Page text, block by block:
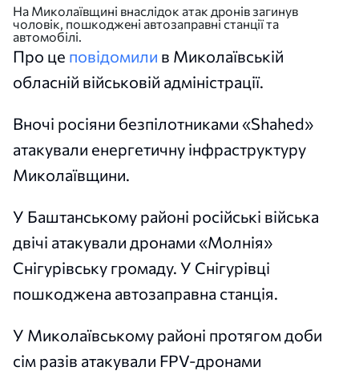
На Миколаївщині внаслідок атак дронів загинув
чоловік, пошкоджені автозаправні станції та
автомобілі.
Про це повідомили в Миколаївській
обласній військовій адміністрації.
Вночі росіяни безпілотниками «Shahed»
атакували енергетичну інфраструктуру
Миколаївщини.
У Баштанському районі російські війська
двічі атакували дронами «Молнія»
Снігурівську громаду. У Снігурівці
пошкоджена автозаправна станція.
У Миколаївському районі протягом доби
сім разів атакували FPV-дронами